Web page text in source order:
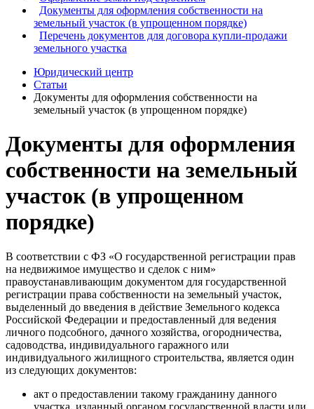
Документы для оформления собственности на
земельный участок (в упрощенном порядке)
Перечень документов для договора купли-продажи
земельного участка
Юридический центр
Статьи
Документы для оформления собственности на
земельный участок (в упрощенном порядке)
Документы для оформления
собственности на земельный
участок (в упрощенном
порядке)
В соответствии с ФЗ «О государственной регистрации прав
на недвижимое имущество и сделок с ним»
правоустанавливающим документом для государственной
регистрации права собственности на земельный участок,
выделенный до введения в действие Земельного кодекса
Российской Федерации и предоставленный для ведения
личного подсобного, дачного хозяйства, огородничества,
садоводства, индивидуального гаражного или
индивидуального жилищного строительства, является один
из следующих документов:
акт о предоставлении такому гражданину данного
участка, изданный органом государственной власти или